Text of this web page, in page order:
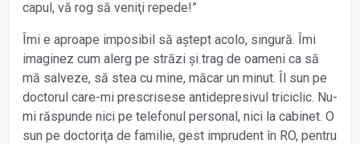
capul, vă rog să veniţi repede!”
Îmi e aproape imposibil să aștept acolo, singură. Îmi
imaginez cum alerg pe străzi și trag de oameni ca să
mă salveze, să stea cu mine, măcar un minut. Îl sun pe
doctorul care-mi prescrisese antidepresivul triciclic. Nu-
mi răspunde nici pe telefonul personal, nici la cabinet. O
sun pe doctoriţa de familie, gest imprudent în RO, pentru